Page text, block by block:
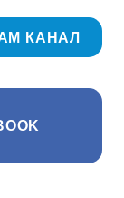
КАНАЛ